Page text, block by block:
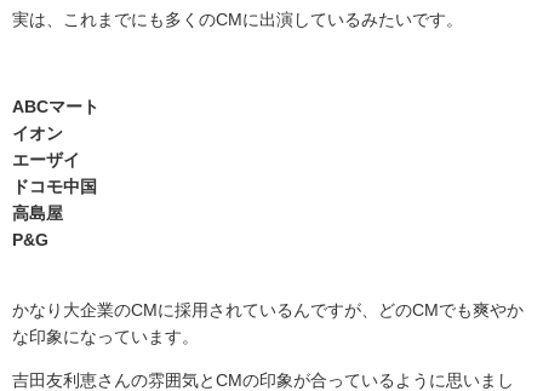
実は、これまでにも多くのCMに出演しているみたいです。
ABCマート
イオン
エーザイ
ドコモ中国
高島屋
P&G
かなり大企業のCMに採用されているんですが、どのCMでも爽やか
な印象になっています。
吉田友利恵さんの雰囲気と CMの印象が合っているように思いまし